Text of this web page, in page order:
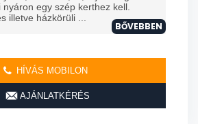
egy szép kerthez kell.
illetve házkörüli ...
BŐVEBBEN
HÍVÁS MOBILON
AJÁNLATKÉRÉS